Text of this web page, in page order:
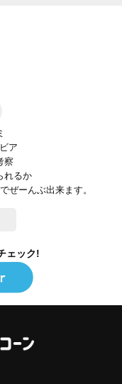
ア
察
れるか
ぜーんぶ出来ます。
ェック!